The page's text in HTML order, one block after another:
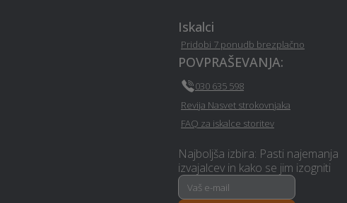
Potovanja - Murska-sobota
Video produkcija - Murska-
sobota
Avtoličarske / avtokleparske
Prenova stanovanja na ključ -
Murska-sobota
Iskalci
Pridobi 7 ponudb brezplačno
POVPRAŠEVANJA:
030 635 598
Revija Nasvet strokovnjaka
FAQ za iskalce storitev
Najboljša izbira: Pasti najemanja
izvajalcev in kako se jim izogniti